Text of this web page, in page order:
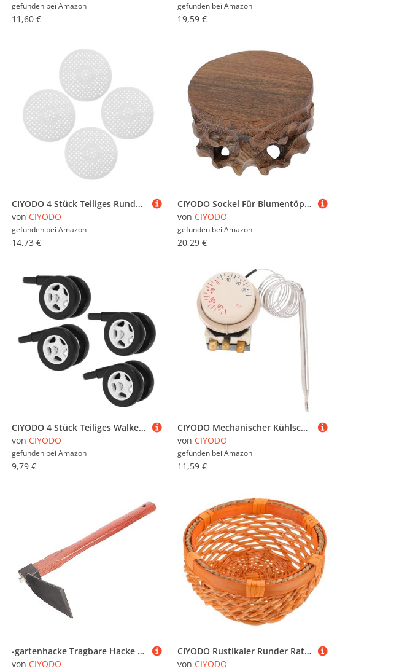
gefunden bei Amazon
11,60 €
gefunden bei Amazon
19,59 €
CIYODO 4 Stück Teiliges Runde Gummimatten als Spüle Schutzmatten Rutschfeste Abtropfmatten für Küchentheke Vielseitige Geschirr Trockenmatten zur Kratz Bruchvermeidung Flexibel Rollbar
von CIYODO
gefunden bei Amazon
14,73 €
CIYODO Sockel Für Blumentöpfe Runder Untersatz Aus Naturmaterial Dicker Und Stabil Für Innenbereich Sauber Und Ordentlich Als Geschenk
von CIYODO
gefunden bei Amazon
20,29 €
CIYODO 4 Stück Teiliges Walker Räder Leise Abnehmbare Kunststoffrollen mit Plug Design Installieren Schwenkbar Ersatzräder für Kinderwagen und Lauflernhilfen
von CIYODO
gefunden bei Amazon
9,79 €
CIYODO Mechanischer Kühlschrankthermostat mit Einstellbarem Drehknopf Temperaturregelung bis Vielseitig für Gefrierschränke Kühl Frischhalteschränke Einfache Bedienung und Präzise
von CIYODO
gefunden bei Amazon
11,59 €
-gartenhacke Tragbare Hacke Gartenwerkzeug Gartengerät Gemüseanbauhacke Pflanzhacke Gartenhacke Grabwerkzeug
von CIYODO
CIYODO Rustikaler Runder Rattankorb mit Großer Kapazität Vielseitiger Aufbewahrungskorb für Brot Obst und Snacks Handgeflochtenes Körbchen in Honigfarbe für Küche und Wohnzimmer
von CIYODO